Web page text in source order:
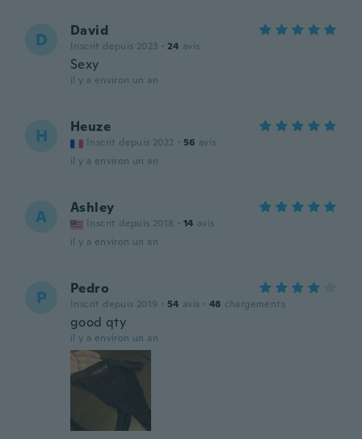
D David
Inscrit depuis 2023 · 24 avis
Sexy
il y a environ un an
H Heuze
Inscrit depuis 2022 · 56 avis
il y a environ un an
A Ashley
Inscrit depuis 2018 · 14 avis
il y a environ un an
P Pedro
Inscrit depuis 2019 · 54 avis · 48 chargements
good qty
il y a environ un an